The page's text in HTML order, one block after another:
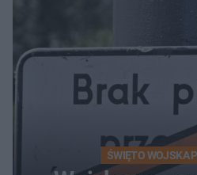
ŚWIĘTO WOJSKA